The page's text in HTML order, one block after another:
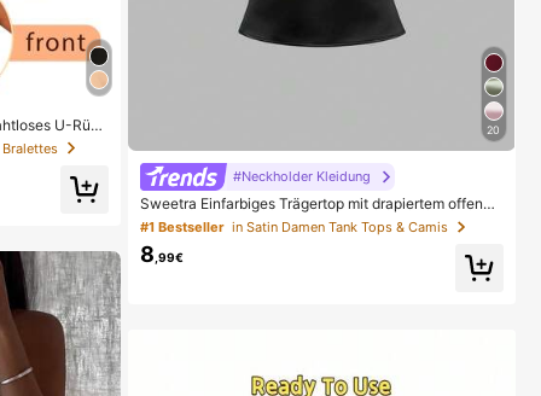
U-Rück
verschiedene
nahtlose Unt
ganzt
Bralettes
20
#Neckholder Kleidung
Sweetra Einfarbiges Trägertop mit drapiertem offene
m Rücken und Schleife
#1 Bestseller in Satin Damen Tank Tops & Camis
8 ,99€